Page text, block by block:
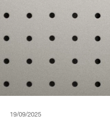
19/09/2025